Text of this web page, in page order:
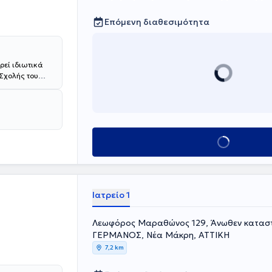
ιδιωτικά
του
Ο ιατρός
ενώ είναι
στυτική
Επόμενη διαθεσιμότητα
Κλείσε ραντεβού
Ιατρείο 1
Λεωφόρος Μαραθώνος 129, Άνωθεν
ΓΕΡΜΑΝΟΣ, Νέα Μάκρη, ΑΤΤΙΚΗ
7,2 km